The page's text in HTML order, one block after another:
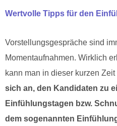
Wertvolle Tipps für den
Vorstellungsgespräche sind
Momentaufnahmen. Wirklich
kann man in dieser kurzen Zeit
sich an, den Kandidaten zu
Einfühlungstagen bzw.
dem sogenannten